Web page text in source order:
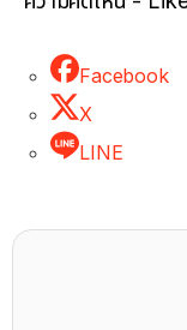
Facebook
X
LINE